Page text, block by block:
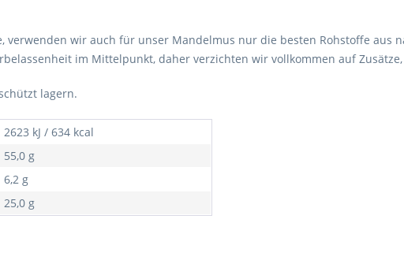
verwenden wir auch für unser Mandelmus nur die besten Rohstoffe aus
im Mittelpunkt, daher verzichten wir vollkommen auf
lagern.
2623 kJ / 634 kcal
55,0 g
6,2 g
25,0 g